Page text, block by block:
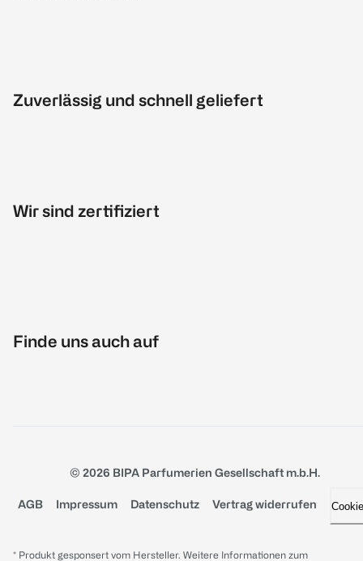
Zuverlässig und schnell geliefert
Wir sind zertifiziert
Finde uns auch auf
© 2026 BIPA Parfumerien Gesellschaft m.b.H.
AGB Impressum Datenschutz Vertrag widerrufen
* Produkt gesponsert vom Hersteller. Weitere Informationen zum